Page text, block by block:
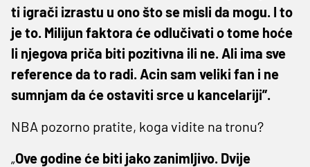
ti igrači izrastu u ono što se misli da mogu. I to
je to. Milijun faktora će odlučivati o tome hoće
li njegova priča biti pozitivna ili ne. Ali ima sve
reference da to radi. Acin sam veliki fan i ne
sumnjam da će ostaviti srce u kancelariji”.
NBA pozorno pratite, koga vidite na tronu?
„Ove godine će biti jako zanimljivo. Dvije